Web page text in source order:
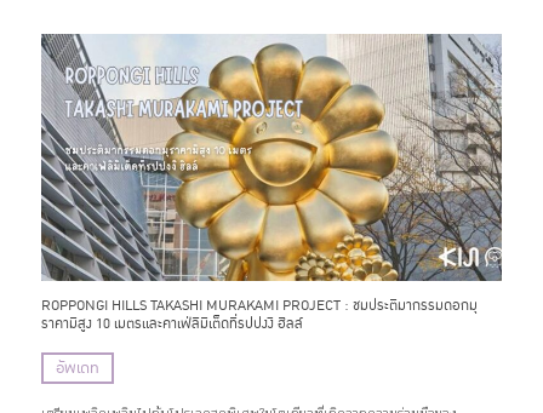
ค้นหา
ROPPONGI HILLS TAKASHI MURAKAMI PROJECT : ชมประติมากรรมดอกมุ
ราคามิสูง 10 เมตรและคาเฟ่ลิมิเต็ดที่รปปงงิ ฮิลล์
อัพเดท